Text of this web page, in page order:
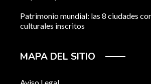
Patrimonio mundial: las 8 ciudades
culturales inscritos
MAPA DEL SITIO